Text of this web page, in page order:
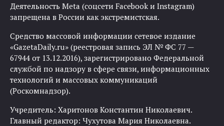
Деятельность Meta (соцсети Facebook и Instagram)
запрещена в России как экстремистская.
Средство массовой информации сетевое издание
«GazetaDaily.ru» (реестровая запись ЭЛ № ФС 77 —
67944 от 13.12.2016), зарегистрировано Федеральной
службой по надзору в сфере связи, информационных
технологий и массовых коммуникаций
(Роскомнадзор).
Учредитель: Харитонов Константин Николаевич.
Главный редактор: Чухутова Мария Николаевна.